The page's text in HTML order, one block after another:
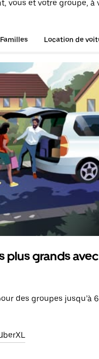
vous et votre groupe,
Familles Location de
plus grands avec
des groupes jusqu’à 6